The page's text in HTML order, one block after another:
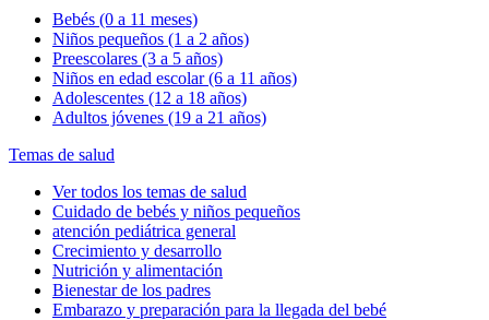
Bebés (0 a 11 meses)
Niños pequeños (1 a 2 años)
Preescolares (3 a 5 años)
Niños en edad escolar (6 a 11 años)
Adolescentes (12 a 18 años)
Adultos jóvenes (19 a 21 años)
Temas de salud
Ver todos los temas de salud
Cuidado de bebés y niños pequeños
atención pediátrica general
Crecimiento y desarrollo
Nutrición y alimentación
Bienestar de los padres
Embarazo y preparación para la llegada del bebé